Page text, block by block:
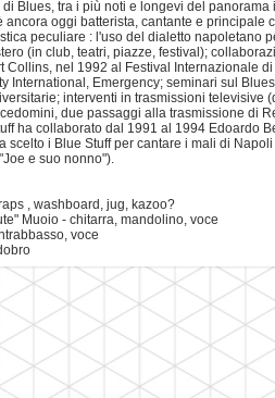
Blues, tra i più noti e longevi del
ancora oggi batterista, cantante e principale
peculiare : l'uso del dialetto napoletano
(in club, teatri, piazze, festival);
Collins, nel 1992 al Festival Internazionale
International, Emergency; seminari sul
interventi in trasmissioni televisive
due passaggi alla trasmissione di
ha collaborato dal 1991 al 1994 Edoardo
scelto i Blue Stuff per cantare i mali di
e suo nonno").
, washboard, jug, kazoo?
Muoio - chitarra, mandolino, voce
voce